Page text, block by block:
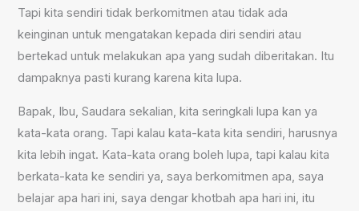
Tapi kita sendiri tidak berkomitmen atau tidak ada
keinginan untuk mengatakan kepada diri sendiri atau
bertekad untuk melakukan apa yang sudah diberitakan. Itu
dampaknya pasti kurang karena kita lupa.
Bapak, Ibu, Saudara sekalian, kita seringkali lupa kan ya
kata-kata orang. Tapi kalau kata-kata kita sendiri, harusnya
kita lebih ingat. Kata-kata orang boleh lupa, tapi kalau kita
berkata-kata ke sendiri ya, saya berkomitmen apa, saya
belajar apa hari ini, saya dengar khotbah apa hari ini, itu